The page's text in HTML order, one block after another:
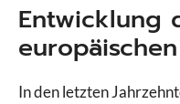
Entwicklung
In den letzten